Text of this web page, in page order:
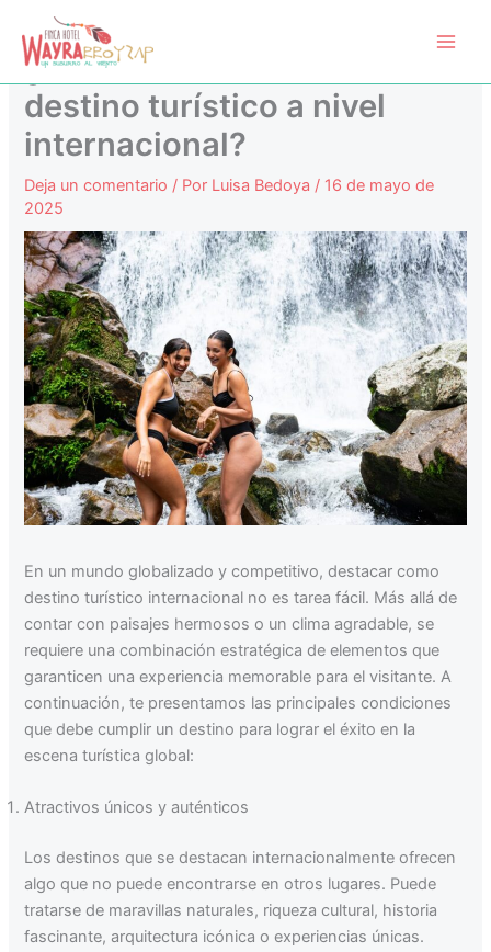
contenido
¿Qué hace exitoso a un
destino turístico a nivel
internacional?
Deja un comentario / Por Luisa Bedoya / 16 de mayo de
2025
En un mundo globalizado y competitivo, destacar como
destino turístico internacional no es tarea fácil. Más allá de
contar con paisajes hermosos o un clima agradable, se
requiere una combinación estratégica de elementos que
garanticen una experiencia memorable para el visitante. A
continuación, te presentamos las principales condiciones
que debe cumplir un destino para lograr el éxito en la
escena turística global:
Atractivos únicos y auténticos
Los destinos que se destacan internacionalmente ofrecen
algo que no puede encontrarse en otros lugares. Puede
tratarse de maravillas naturales, riqueza cultural, historia
fascinante, arquitectura icónica o experiencias únicas.